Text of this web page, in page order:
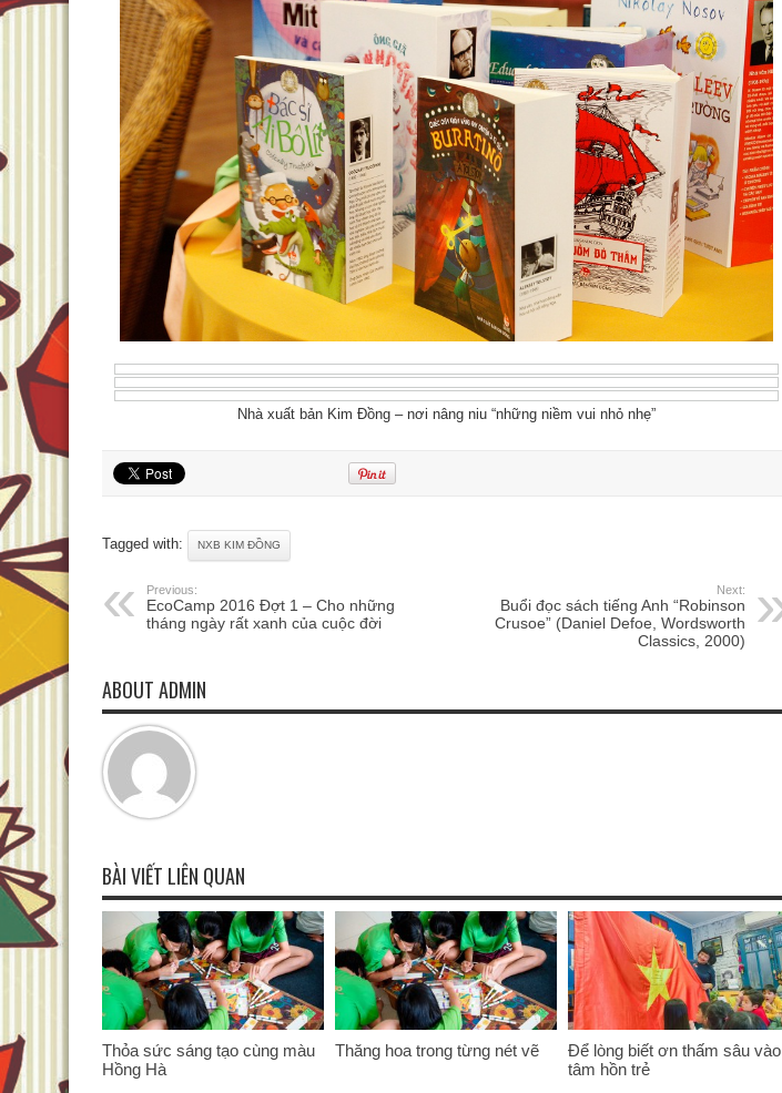
Nhà xuất bản Kim Đồng – nơi nâng niu “những niềm vui nhỏ nhẹ”
Tagged with: NXB KIM ĐỒNG
Previous:
EcoCamp 2016 Đợt 1 – Cho những
tháng ngày rất xanh của cuộc đời
Next:
Buổi đọc sách tiếng Anh “Robinson
Crusoe” (Daniel Defoe, Wordsworth
Classics, 2000)
ABOUT ADMIN
BÀI VIẾT LIÊN QUAN
Thỏa sức sáng tạo cùng màu
Hồng Hà
Thăng hoa trong từng nét vẽ
Để lòng biết ơn thấm sâu vào
tâm hồn trẻ